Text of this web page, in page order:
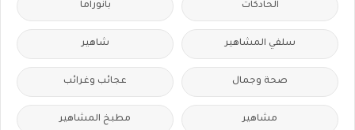
الحادكات بانوراما
سلفي المشاهير شاهير
صحة وجمال عجائب وغرائب
مشاهير مطبخ المشاهير